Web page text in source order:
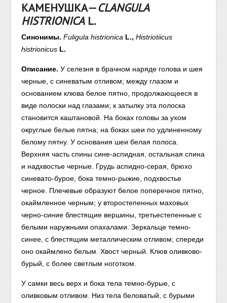
КАМЕНУШКА—CLANGULA
HISTRIONICAL.
Синонимы.Fuligula histrionica L.,Histriotiicus
histrionicus L.
Описание.У селезня в брачном наряде голова и шея
черные, с синеватым отливом; между глазом и
основанием клюва белое пятно, продолжающееся в
виде полоски над глазами; к затылку эта полоска
становится каштановой. На боках головы за ухом
округлые белые пятна; на боках шеи по удлиненному
белому пятну. У основания шеи белая полоса.
Верхняя часть спины сине-аспидная, остальная спина
и надхвостье черные. Грудь аспидно-серая, брюхо
синевато-бурое, бока темно-рыжие, подхвостье
черное. Плечевые образуют белое поперечное пятно,
окаймленное черным; у второстепенных маховых
черно-синие блестящие вершины, третьестепенные с
белыми наружными опахалами. Зеркальце темно-
синее, с блестящим металлическим отливом; спереди
оно окаймлено белым. Хвост черный. Клюв оливково-
бурый, с более светлым ноготком.
У самки весь верх и бока тела темно-бурые, с
оливковым отливом. Низ тела беловатый, с бурыми